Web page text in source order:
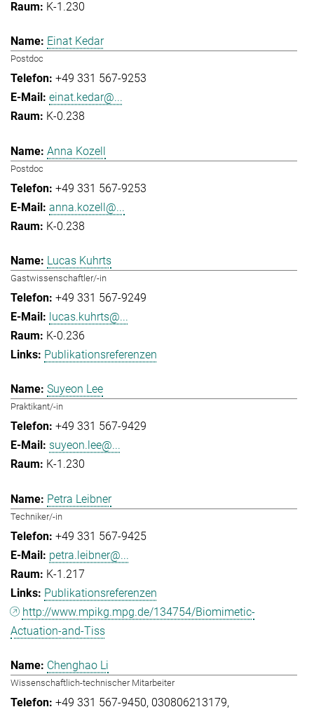
K-1.230
Einat Kedar
Postdoc
+49 331 567-9253
einat.kedar@...
K-0.238
Anna Kozell
Postdoc
+49 331 567-9253
anna.kozell@...
K-0.238
Lucas Kuhrts
Gastwissenschaftler/-in
+49 331 567-9249
lucas.kuhrts@...
K-0.236
Publikationsreferenzen
Suyeon Lee
Praktikant/-in
+49 331 567-9429
suyeon.lee@...
K-1.230
Petra Leibner
Techniker/-in
+49 331 567-9425
petra.leibner@...
K-1.217
Publikationsreferenzen
http://www.mpikg.mpg.de/134754/Biomimetic-
Actuation-and-Tiss
Chenghao Li
Wissenschaftlich-technischer Mitarbeiter
+49 331 567-9450 030806213179